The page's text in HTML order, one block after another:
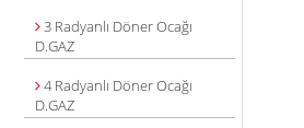
3 Radyanlı Döner Ocağı
D.GAZ
4 Radyanlı Döner Ocağı
D.GAZ